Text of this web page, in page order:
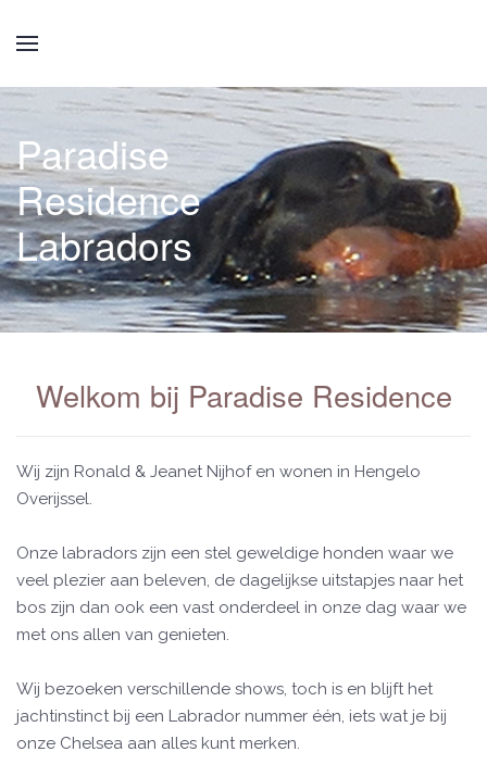
Paradise
Residence
Labradors
Welkom bij Paradise Residence
Wij zijn Ronald & Jeanet Nijhof en wonen in Hengelo
Overijssel.
Onze labradors zijn een stel geweldige honden waar we
veel plezier aan beleven, de dagelijkse uitstapjes naar het
bos zijn dan ook een vast onderdeel in onze dag waar we
met ons allen van genieten.
Wij bezoeken verschillende shows, toch is en blijft het
jachtinstinct bij een Labrador nummer één, iets wat je bij
onze Chelsea aan alles kunt merken.